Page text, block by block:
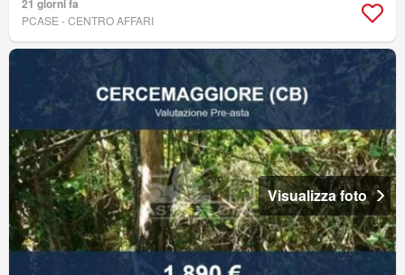
21 giorni fa
PCASE - CENTRO AFFARI
Visualizza foto